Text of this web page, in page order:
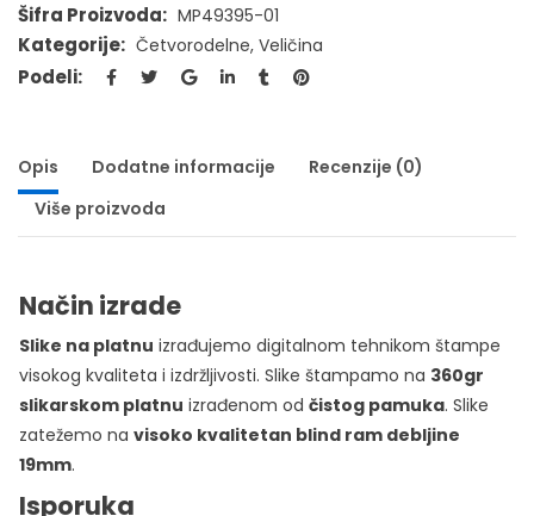
Šifra Proizvoda: MP49395-01
Kategorije: Četvorodelne, Veličina
Podeli:
Opis Dodatne informacije
Recenzije (0)
Više proizvoda
Način izrade
Slike na platnu izrađujemo digitalnom tehnikom štampe
visokog kvaliteta i izdržljivosti. Slike štampamo na 360gr
slikarskom platnu izrađenom od čistog pamuka. Slike
zatežemo na visoko kvalitetan blind ram debljine
19mm.
Isporuka